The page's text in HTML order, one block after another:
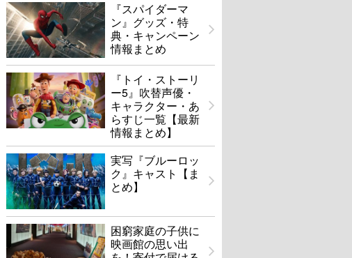
『スパイダーマ
ン』グッズ・特
典・キャンペーン
情報まとめ
『トイ・ストーリ
ー5』吹替声優・
キャラクター・あ
らすじ一覧【最新
情報まとめ】
実写『ブルーロッ
ク』キャスト【ま
とめ】
困窮家庭の子供に
映画館の思い出